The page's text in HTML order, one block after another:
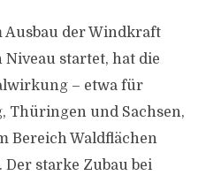
Ausbau der Windkraft
startet, hat die
– etwa für
Thüringen und Sachsen,
Bereich Waldflächen
starke Zubau bei